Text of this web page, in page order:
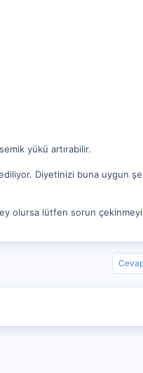
yükü artırabilir.
Diyetinizi buna uygun
şey olursa lütfen sorun